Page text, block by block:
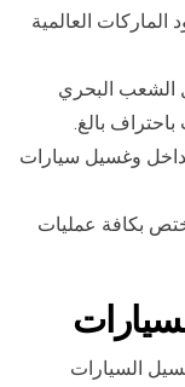
الماركات العالمية
الشعب البحري
بالغ.
وغسيل سيارات
بكافة عمليات
السيارات